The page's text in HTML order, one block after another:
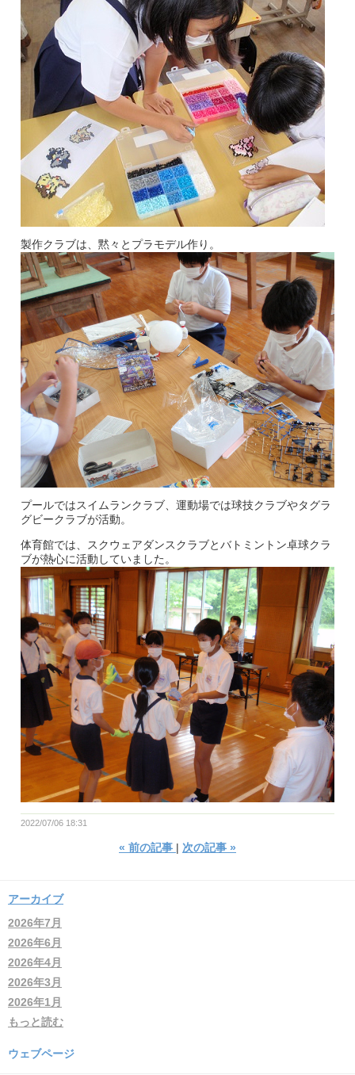
製作クラブは、黙々とプラモデル作り。
プールではスイムランクラブ、運動場では球技クラブやタグラ
グビークラブが活動。
体育館では、スクウェアダンスクラブとバトミントン卓球クラ
ブが熱心に活動していました。
2022/07/06 18:31
« 前の記事 次の記事 »
アーカイブ
2026年7月
2026年6月
2026年4月
2026年3月
2026年1月
もっと読む
ウェブページ